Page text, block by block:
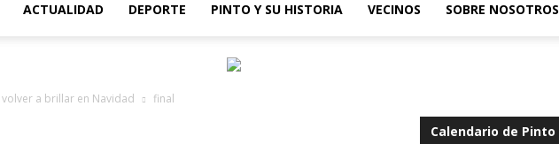
ACTUALIDAD DEPORTE PINTO Y SU HISTORIA VECINOS SOBRE NOSOTROS
a brillar en Navidad final
Calendario de Pinto